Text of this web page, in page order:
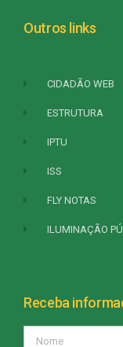
Outros links
CIDADÃO WEB
ESTRUTURA
IPTU
ISS
FLY NOTAS
ILUMINAÇÃO
Receba